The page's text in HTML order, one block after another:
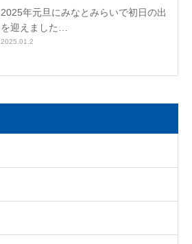
2025年元旦にみなとみらいで初日の出
を迎えました…
2025.01.2